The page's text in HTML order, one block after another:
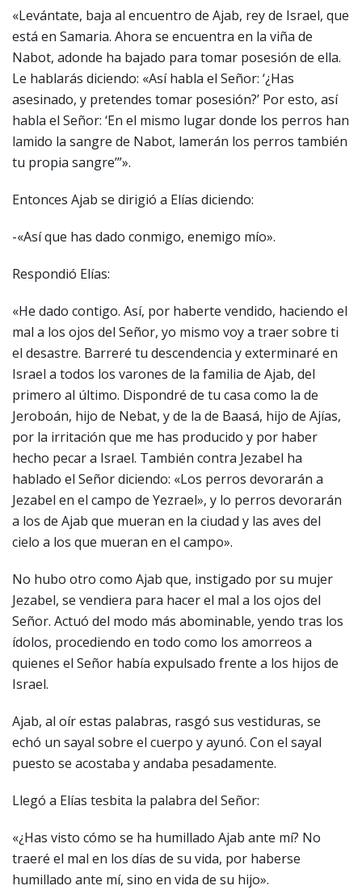
«Levántate, baja al encuentro de Ajab, rey de Israel, que
está en Samaria. Ahora se encuentra en la viña de
Nabot, adonde ha bajado para tomar posesión de ella.
Le hablarás diciendo: «Así habla el Señor: ‘¿Has
asesinado, y pretendes tomar posesión?’ Por esto, así
habla el Señor: ‘En el mismo lugar donde los perros han
lamido la sangre de Nabot, lamerán los perros también
tu propia sangre’”».
Entonces Ajab se dirigió a Elías diciendo:
-«Así que has dado conmigo, enemigo mío».
Respondió Elías:
«He dado contigo. Así, por haberte vendido, haciendo el
mal a los ojos del Señor, yo mismo voy a traer sobre ti
el desastre. Barreré tu descendencia y exterminaré en
Israel a todos los varones de la familia de Ajab, del
primero al último. Dispondré de tu casa como la de
Jeroboán, hijo de Nebat, y de la de Baasá, hijo de Ajías,
por la irritación que me has producido y por haber
hecho pecar a Israel. También contra Jezabel ha
hablado el Señor diciendo: «Los perros devorarán a
Jezabel en el campo de Yezrael», y lo perros devorarán
a los de Ajab que mueran en la ciudad y las aves del
cielo a los que mueran en el campo».
No hubo otro como Ajab que, instigado por su mujer
Jezabel, se vendiera para hacer el mal a los ojos del
Señor. Actuó del modo más abominable, yendo tras los
ídolos, procediendo en todo como los amorreos a
quienes el Señor había expulsado frente a los hijos de
Israel.
Ajab, al oír estas palabras, rasgó sus vestiduras, se
echó un sayal sobre el cuerpo y ayunó. Con el sayal
puesto se acostaba y andaba pesadamente.
Llegó a Elías tesbita la palabra del Señor:
«¿Has visto cómo se ha humillado Ajab ante mí? No
traeré el mal en los días de su vida, por haberse
humillado ante mí, sino en vida de su hijo».